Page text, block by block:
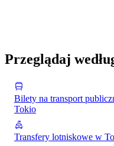
Przeglądaj
Bilety na transport
Tokio
Transfery lotniskowe w